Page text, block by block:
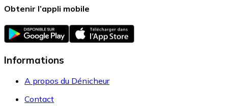
Obtenir l’appli mobile
Informations
A propos du Dénicheur
Contact